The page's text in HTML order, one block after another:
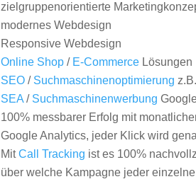
zielgruppenorientierte
modernes Webdesign
Responsive Webdesign
Online Shop/ E-CommerceLösungen
SEO/ Suchmaschinenoptimierung
SEA/ Suchmaschinenwerbung
100% messbarer Erfolg mit
Google Analytics, jeder Klick wird
MitCall Tracking ist es 100%
über welche Kampagne jeder